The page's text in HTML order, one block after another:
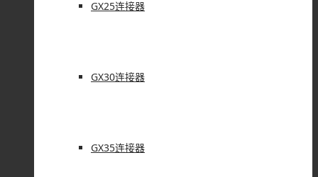
GX25连接器
GX30连接器
GX35连接器